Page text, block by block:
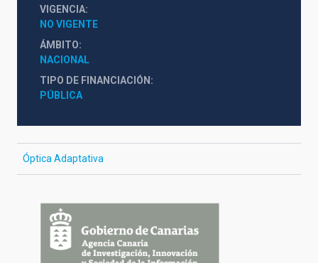
VIGENCIA
NO VIGENTE
ÁMBITO
NACIONAL
TIPO DE FINANCIACIÓN
PÚBLICA
Óptica Adaptativa